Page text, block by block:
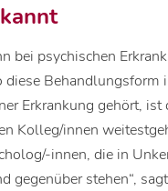
bei psychischen
Behandlungsform
Erkrankung gehört,
Kolleg/innen
innen, die in
gegenüber stehen“,